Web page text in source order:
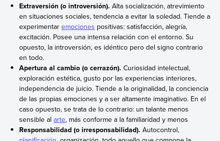
Extraversión (o introversión). Alta socialización, atrevimiento
en situaciones sociales, tendencia a evitar la soledad. Tiende a
experimentaremociones positivas: satisfacción, alegría,
excitación. Posee una intensa relación con el entorno. Su
opuesto, la introversión, es idéntico pero del signo contrario
en todo.
Apertura al cambio (o cerrazón). Curiosidad intelectual,
exploración estética, gusto por las experiencias interiores,
independencia de juicio. Tiende a la originalidad, la conciencia
de las propias emociones y a ser altamente imaginativo. En el
caso opuesto, se trata de lo contrario: un talante menos
sensible alarte, más conforme a la familiaridad y menos
Responsabilidad (o irresponsabilidad). Autocontrol,